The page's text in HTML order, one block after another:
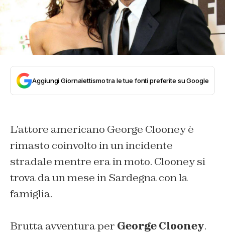
Aggiungi Giornalettismo tra le tue fonti preferite su Google
L’attore americano George Clooney è
rimasto coinvolto in un incidente
stradale mentre era in moto. Clooney si
trova da un mese in Sardegna con la
famiglia.
Brutta avventura per George Clooney.